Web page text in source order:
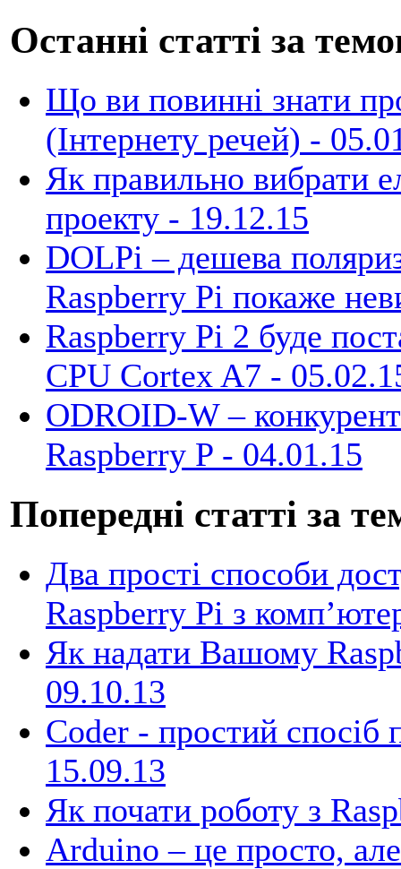
Останні статті за
Що ви повинні знати
(Інтернету речей) -
Як правильно вибрати
проекту - 19.12.15
DOLPi – дешева
Raspberry Pi покаже
Raspberry Pi 2 буде
CPU Cortex A7 -
ODROID-W –
Raspberry P - 04.01.15
Попередні статті за
Два прості способи
Raspberry Pi з
Як надати Вашому
09.10.13
Coder - простий спосіб
15.09.13
Як почати роботу з
Arduino – це просто,